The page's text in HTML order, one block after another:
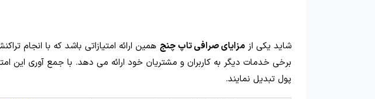
شاید یکی از مزایای صرافی تاپ چنج همین ارائه امتیازاتی باشد که با انجام
برخی خدمات دیگر به کاربران و مشتریان خود ارائه می دهد. با جمع آوری این
پول تبدیل نمایند.